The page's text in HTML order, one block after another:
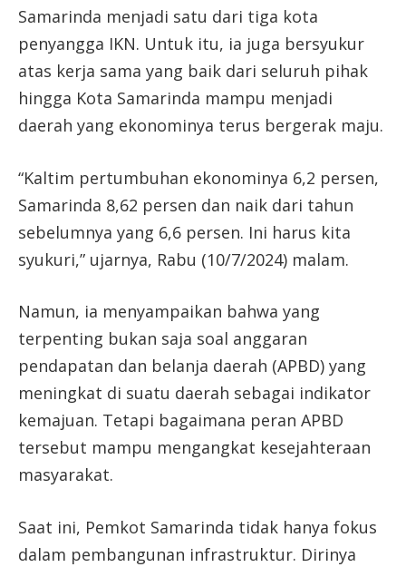
Samarinda menjadi satu dari tiga kota
penyangga IKN. Untuk itu, ia juga bersyukur
atas kerja sama yang baik dari seluruh pihak
hingga Kota Samarinda mampu menjadi
daerah yang ekonominya terus bergerak maju.
“Kaltim pertumbuhan ekonominya 6,2 persen,
Samarinda 8,62 persen dan naik dari tahun
sebelumnya yang 6,6 persen. Ini harus kita
syukuri,” ujarnya, Rabu (10/7/2024) malam.
Namun, ia menyampaikan bahwa yang
terpenting bukan saja soal anggaran
pendapatan dan belanja daerah (APBD) yang
meningkat di suatu daerah sebagai indikator
kemajuan. Tetapi bagaimana peran APBD
tersebut mampu mengangkat kesejahteraan
masyarakat.
Saat ini, Pemkot Samarinda tidak hanya fokus
dalam pembangunan infrastruktur. Dirinya